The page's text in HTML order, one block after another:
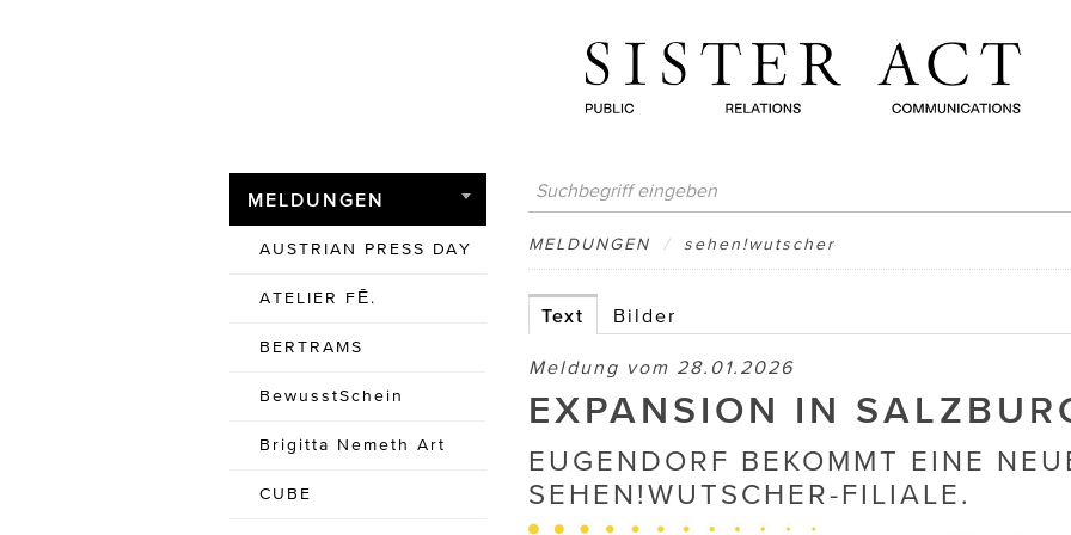
MELDUNGEN
AUSTRIAN PRESS DAY
ATELIER FĒ.
BERTRAMS
BewusstSchein
Brigitta Nemeth Art
CUBE
MELDUNGEN / sehen!wutscher
Text Bilder
Meldung vom 28.01.2026
EXPANSION IN
EUGENDORF BEKOMMT EINE
SEHEN!WUTSCHER-FILIALE.